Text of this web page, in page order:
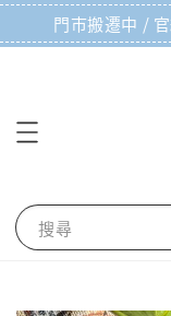
門市搬遷中 /
搜尋